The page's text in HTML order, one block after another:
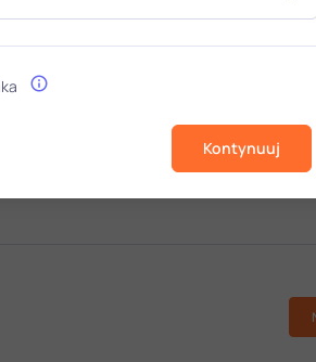
Kontynuuj